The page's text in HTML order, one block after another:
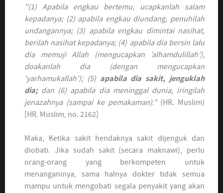
”(1) Apabila engkau bertemu, ucapkanlah salam
kepadanya; (2) apabila engkau diundang, penuhilah
undangannya; (3) apabila engkau dimintai nasihat,
berilah nasihat kepadanya; (4) apabila dia bersin lalu
dia memuji Allah (mengucapkan ’alhamdulillah’),
doakanlah dia (dengan mengucapkan
’yarhamukallah’); (5)apabila dia sakit, jenguklah
dia;dan (6) apabila dia meninggal dunia, iringilah
jenazahnya (sampai ke pemakaman).” (HR. Muslim)
[HR. Muslim, no. 2162]
Maka, Ketika sakit hendaknya sakit dijenguk dan
diobati. Jika sudah sakit (secara maknawi), perlu
orang-orang yang berkompeten untuk
menanganinya, sama halnya dokter tidak semua
mampu untuk mengobati segala penyakit yang akan